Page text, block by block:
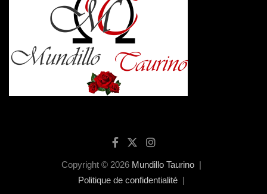
Copyright © 2026 Mundillo Taurino
Politique de confidentialité